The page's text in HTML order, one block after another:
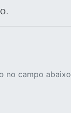
no campo abaixo